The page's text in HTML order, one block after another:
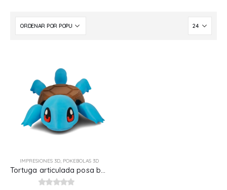
IMPRESIONES 3D, POKEBOLAS 3D
Tortuga articulada posa botella 3D